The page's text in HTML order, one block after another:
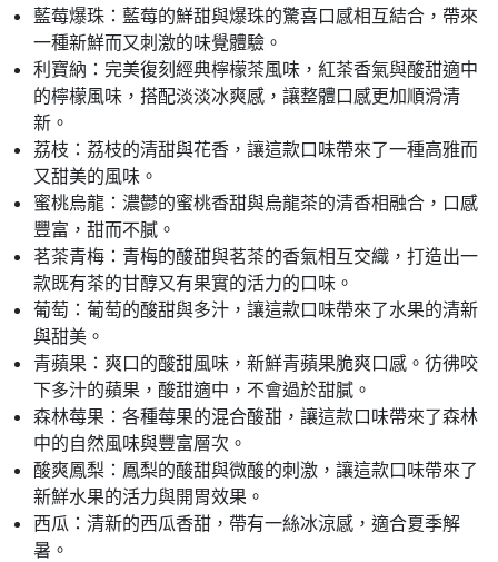
藍莓爆珠：藍莓的鮮甜與爆珠的驚喜口感相互結合，帶來
一種新鮮而又刺激的味覺體驗。
利寶納：完美復刻經典檸檬茶風味，紅茶香氣與酸甜適中
的檸檬風味，搭配淡淡冰爽感，讓整體口感更加順滑清
新。
荔枝：荔枝的清甜與花香，讓這款口味帶來了一種高雅而
又甜美的風味。
蜜桃烏龍：濃鬱的蜜桃香甜與烏龍茶的清香相融合，口感
豐富，甜而不膩。
茗茶青梅：青梅的酸甜與茗茶的香氣相互交織，打造出一
款既有茶的甘醇又有果實的活力的口味。
葡萄：葡萄的酸甜與多汁，讓這款口味帶來了水果的清新
與甜美。
青蘋果：爽口的酸甜風味，新鮮青蘋果脆爽口感。彷彿咬
下多汁的蘋果，酸甜適中，不會過於甜膩。
森林莓果：各種莓果的混合酸甜，讓這款口味帶來了森林
中的自然風味與豐富層次。
酸爽鳳梨：鳳梨的酸甜與微酸的刺激，讓這款口味帶來了
新鮮水果的活力與開胃效果。
西瓜：清新的西瓜香甜，帶有一絲冰涼感，適合夏季解
暑。